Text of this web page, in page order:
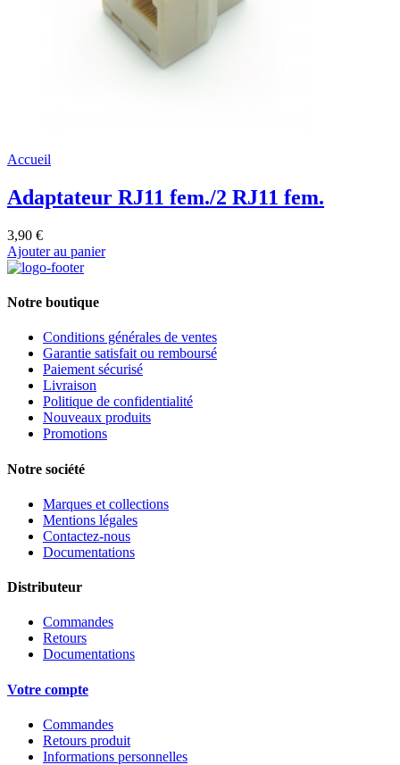
Accueil
Adaptateur RJ11 fem./2 RJ11 fem.
3,90 €
Ajouter au panier
Notre boutique
Conditions générales de ventes
Garantie satisfait ou remboursé
Paiement sécurisé
Livraison
Politique de confidentialité
Nouveaux produits
Promotions
Notre société
Marques et collections
Mentions légales
Contactez-nous
Documentations
Distributeur
Commandes
Retours
Documentations
Votre compte
Commandes
Retours produit
Informations personnelles